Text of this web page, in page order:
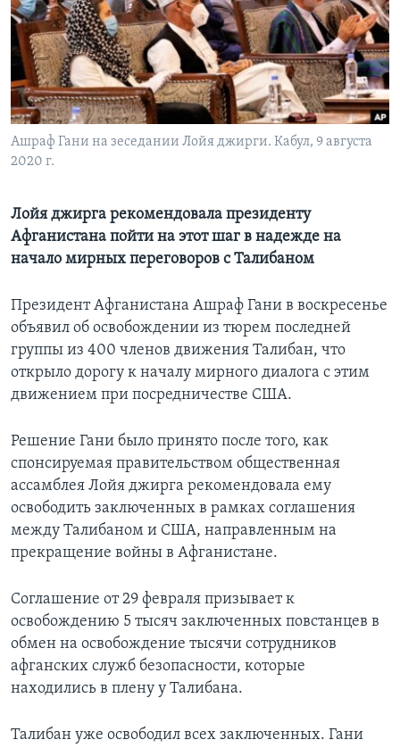
Learning English
СОЦИАЛЬНЫЕ СЕТИ
Языки
Ашраф Гани на зеседании Лойя джирги. Кабул, 9 августа
2020 г.
Лойя джирга рекомендовала президенту
Афганистана пойти на этот шаг в надежде на
начало мирных переговоров с Талибаном
Президент Афганистана Ашраф Гани в воскресенье
объявил об освобождении из тюрем последней
группы из 400 членов движения Талибан, что
открыло дорогу к началу мирного диалога с этим
движением при посредничестве США.
Решение Гани было принято после того, как
спонсируемая правительством общественная
ассамблея Лойя джирга рекомендовала ему
освободить заключенных в рамках соглашения
между Талибаном и США, направленным на
прекращение войны в Афганистане.
Соглашение от 29 февраля призывает к
освобождению 5 тысяч заключенных повстанцев в
обмен на освобождение тысячи сотрудников
афганских служб безопасности, которые
находились в плену у Талибана.
Талибан уже освободил всех заключенных. Гани